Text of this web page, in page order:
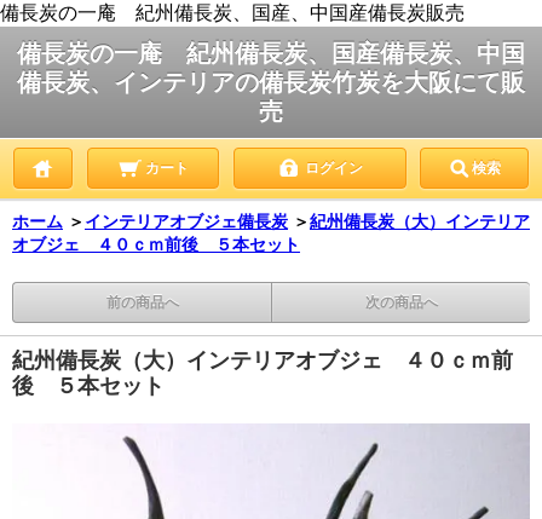
備長炭の一庵 紀州備長炭、国産、中国産備長炭販売
備長炭の一庵 紀州備長炭、国産備長炭、中国
備長炭、インテリアの備長炭竹炭を大阪にて販
売
カート ログイン 検索
ホーム ＞ インテリアオブジェ備長炭 ＞紀州備長炭（大）インテリア
オブジェ ４０ｃｍ前後 ５本セット
前の商品へ 次の商品へ
紀州備長炭（大）インテリアオブジェ ４０ｃｍ前
後 ５本セット